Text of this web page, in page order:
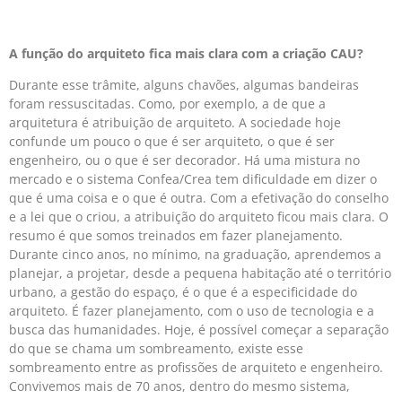
A função do arquiteto fica mais clara com a criação CAU?
Durante esse trâmite, alguns chavões, algumas bandeiras
foram ressuscitadas. Como, por exemplo, a de que a
arquitetura é atribuição de ar­­quiteto. A sociedade hoje
confunde um pouco o que é ser arquiteto, o que é ser
engenheiro, ou o que é ser decorador. Há uma mistura no
mercado e o sistema Confea/Crea tem dificuldade em dizer o
que é uma coisa e o que é outra. Com a efetivação do conselho
e a lei que o criou, a atribuição do arquiteto ficou mais clara. O
resumo é que somos treinados em fazer planejamento.
Durante cinco anos, no mínimo, na graduação, aprendemos a
planejar, a projetar, desde a pequena habitação até o território
urbano, a gestão do espaço, é o que é a especificidade do
arquiteto. É fazer planejamento, com o uso de tecnologia e a
busca das humanidades. Hoje, é possível começar a separação
do que se chama um sombreamento, existe esse
sombreamento entre as profissões de arquiteto e engenheiro.
Convivemos mais de 70 anos, dentro do mesmo sistema,